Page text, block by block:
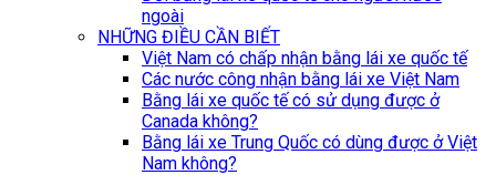
ngoài
NHỮNG ĐIỀU CẦN BIẾT
Việt Nam có chấp nhận bằng lái xe quốc tế
Các nước công nhận bằng lái xe Việt Nam
Bằng lái xe quốc tế có sử dụng được ở
Canada không?
Bằng lái xe Trung Quốc có dùng được ở Việt
Nam không?